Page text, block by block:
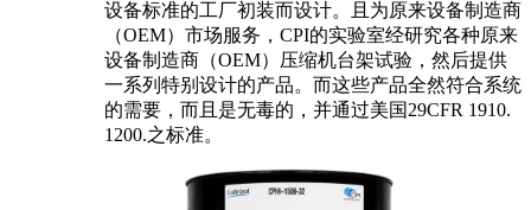
设备标准的工厂初装而设计。且为原来设备制造商
（OEM）市场服务，CPI的实验室经研究各种原来
设备制造商（OEM）压缩机台架试验，然后提供
一系列特别设计的产品。而这些产品全然符合系统
的需要，而且是无毒的，并通过美国29CFR 1910.
1200.之标准。